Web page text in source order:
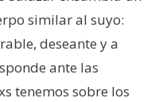
similar al suyo:
deseante y a
ante las
tenemos sobre los